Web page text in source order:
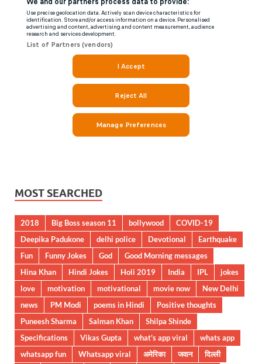
MOST SEARCHED
2018 Big Boss season 11 bollywood
COVID-19
Deepika Padukone
delhi police Devotional
Earthquake
Fun
Funny Jokes God
Good Morning messages
Hina Khan
Hindi Jokes Holi 2019 India IPL
jokes
love
motivation motivational movie now
New Delhi
news
PM Modi poems in Hindi
Positive thoughts
Puneesh Sharma
Salman Khan
Shilpa Shinde
Specifications
Vikas Gupta what's app viral
whats app
whatsapp fun
Whatsapp viral अमेरिका जवान
दिल्ली